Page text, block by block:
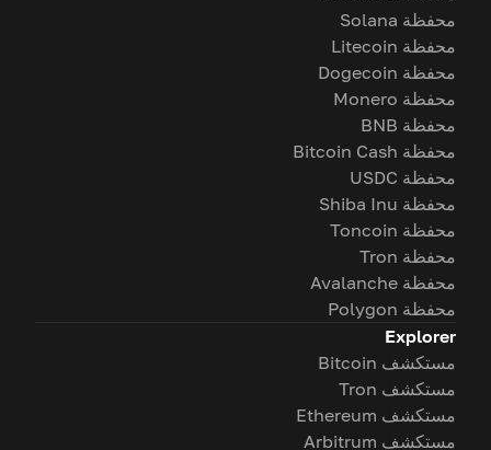
محفظة Solana
محفظة Litecoin
محفظة Dogecoin
محفظة Monero
محفظة BNB
محفظة Bitcoin Cash
محفظة USDC
محفظة Shiba Inu
محفظة Toncoin
محفظة Tron
محفظة Avalanche
محفظة Polygon
Explorer
مستكشف Bitcoin
مستكشف Tron
مستكشف Ethereum
مستكشف Arbitrum